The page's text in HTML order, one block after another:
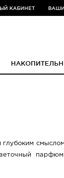
КАБИНЕТ
глубоким смыслом
парфюм,